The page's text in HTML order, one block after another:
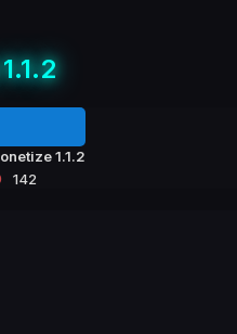
1.1.2
142